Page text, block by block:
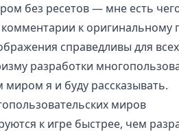
без ресетов — мне есть
к оригинальному
справедливы для
разработки
миром я и буду рассказывать.
миров
к игре быстрее, чем